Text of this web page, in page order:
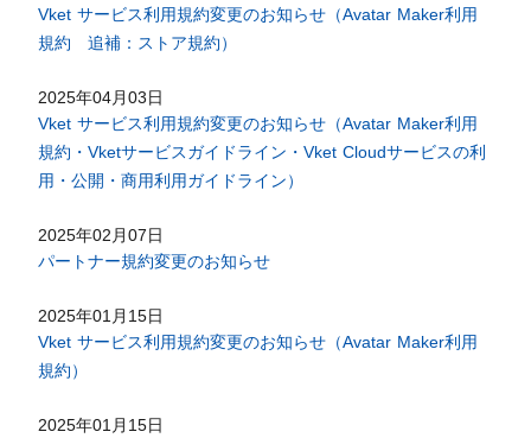
Vket サービス利用規約変更のお知らせ（Avatar Maker利用
規約 追補：ストア規約）
2025年04月03日
Vket サービス利用規約変更のお知らせ（Avatar Maker利用
規約・Vketサービスガイドライン・Vket Cloudサービスの利
用・公開・商用利用ガイドライン）
2025年02月07日
パートナー規約変更のお知らせ
2025年01月15日
Vket サービス利用規約変更のお知らせ（Avatar Maker利用
規約）
2025年01月15日